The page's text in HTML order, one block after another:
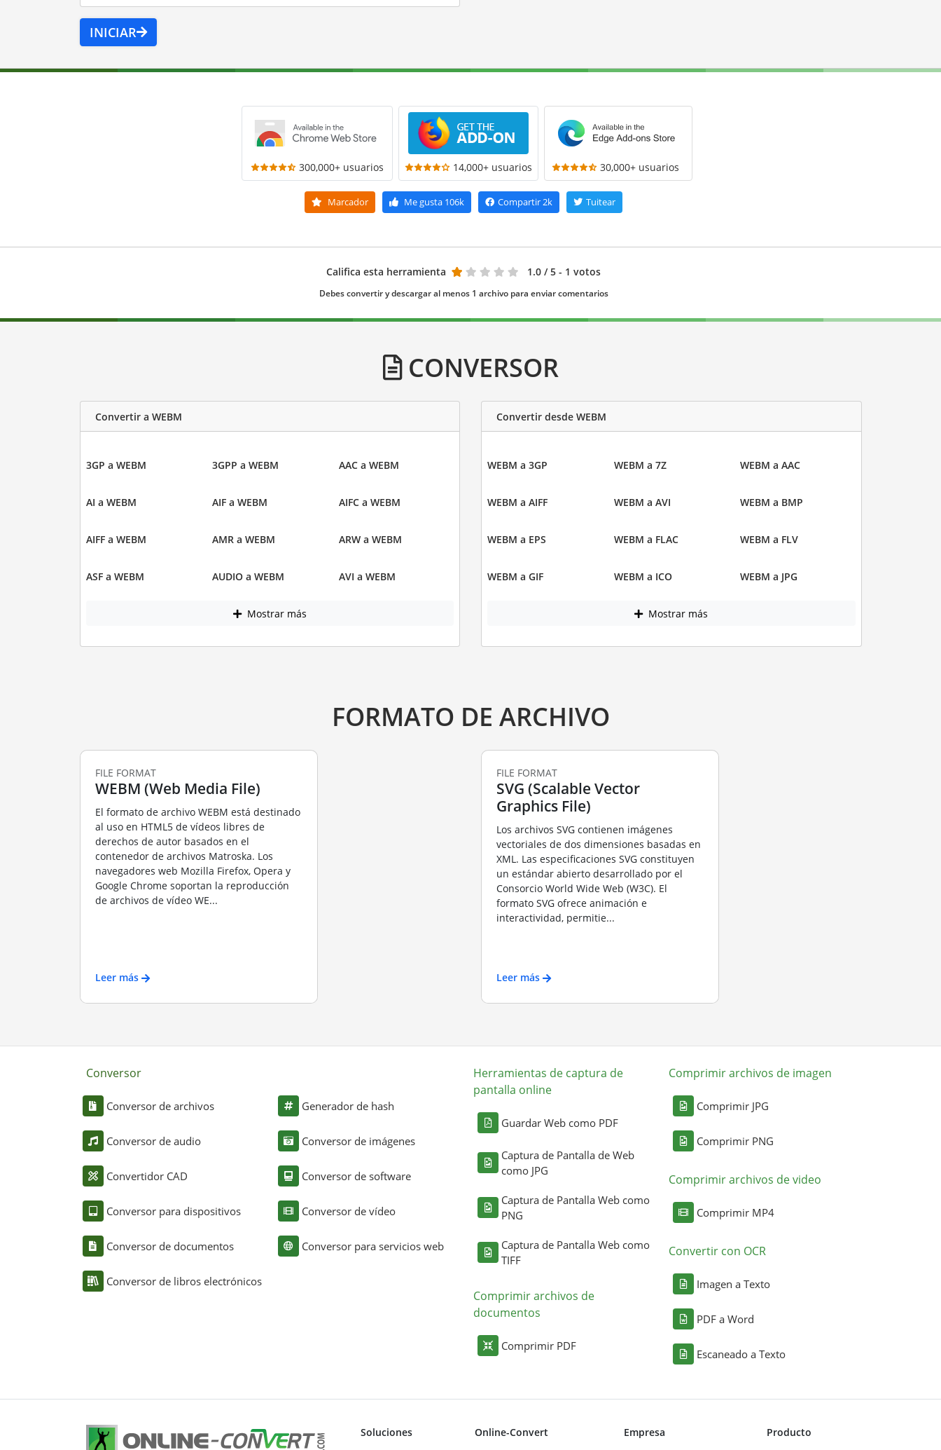
INICIAR
300,000+ usuarios 14,000+ usuarios 30,000+ usuarios
Marcador Me gusta 106k Compartir2k Tuitear
Califica esta herramienta 1.0 / 5 - 1 votos
Debes convertir y descargar al menos 1 archivo para enviar comentarios
CONVERSOR
Convertir a WEBM
3GP a WEBM 3GPP a WEBM AAC a WEBM
AI a WEBM AIF a WEBM AIFC a WEBM
AIFF a WEBM AMR a WEBM ARW a WEBM
ASF a WEBM AUDIO a WEBM AVI a WEBM
Mostrar más
Convertir desde WEBM
WEBM a 3GP WEBM a 7Z WEBM a AAC
WEBM a AIFF WEBM a AVI WEBM a BMP
WEBM a EPS WEBM a FLAC WEBM a FLV
WEBM a GIF WEBM a ICO WEBM a JPG
Mostrar más
FORMATO DE ARCHIVO
FILE FORMAT
WEBM (Web Media File)
El formato de archivo WEBM está destinado
al uso en HTML5 de vídeos libres de
derechos de autor basados en el
contenedor de archivos Matroska. Los
navegadores web Mozilla Firefox, Opera y
Google Chrome soportan la reproducción
de archivos de vídeo WE...
Leer más
FILE FORMAT
SVG (Scalable Vector
Graphics File)
Los archivos SVG contienen imágenes
vectoriales de dos dimensiones basadas en
XML. Las especificaciones SVG constituyen
un estándar abierto desarrollado por el
Consorcio World Wide Web (W3C). El
formato SVG ofrece animación e
interactividad, permitie...
Leer más
Conversor
Conversor de archivos
Conversor de audio
Convertidor CAD
Conversor para dispositivos
Conversor de documentos
Conversor de libros electrónicos
Generador de hash
Conversor de imágenes
Conversor de software
Conversor de vídeo
Conversor para servicios web
Herramientas de captura de
pantalla online
Guardar Web como PDF
Captura de Pantalla de Web
como JPG
Captura de Pantalla Web como
PNG
Captura de Pantalla Web como
TIFF
Comprimir archivos de
documentos
Comprimir PDF
Comprimir archivos de imagen
Comprimir JPG
Comprimir PNG
Comprimir archivos de video
Comprimir MP4
Convertir con OCR
Imagen a Texto
PDF a Word
Escaneado a Texto
Soluciones Online-Convert Empresa Producto